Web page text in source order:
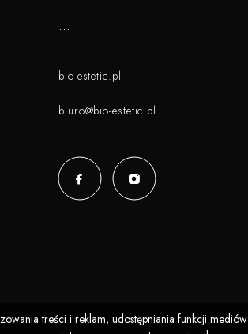
...
bio-estetic.pl
biuro@bio-estetic.pl
treści i reklam, udostępniania funkcji